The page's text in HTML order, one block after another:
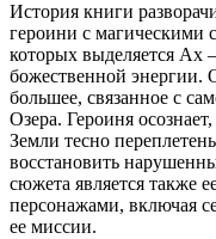
История книги
героини с магическими
которых выделяется
божественной энергии.
большее, связанное с
Озера. Героиня
Земли тесно
восстановить
сюжета является также
персонажами, включая
ее миссии.